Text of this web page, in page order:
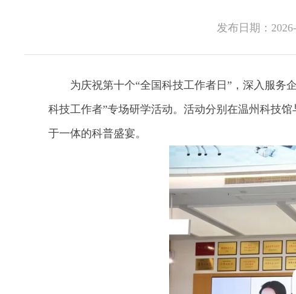
发布日期：
为庆祝第十个“全国科技工作者日”，深入服务
科技工作者”专场研学活动。活动分别在温州科技
于一体的科普盛宴。